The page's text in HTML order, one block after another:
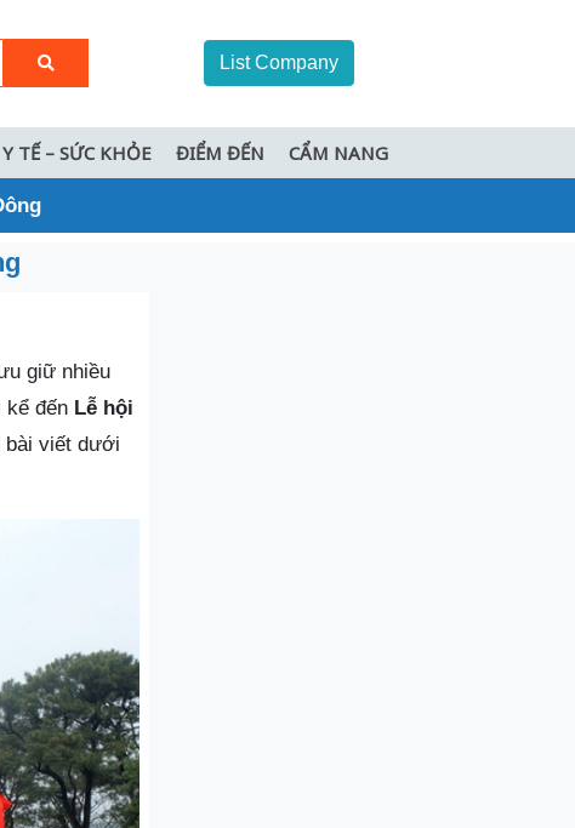
List Company
Y TẾ – SỨC KHỎE ĐIỂM ĐẾN CẨM NANG
giữ nhiều
kể đến Lễ hội
bài viết dưới